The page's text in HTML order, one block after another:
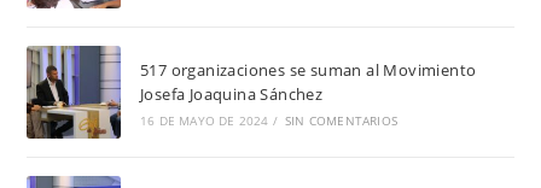
517 organizaciones se suman al Movimiento
Josefa Joaquina Sánchez
16 DE MAYO DE 2024 / SIN COMENTARIOS